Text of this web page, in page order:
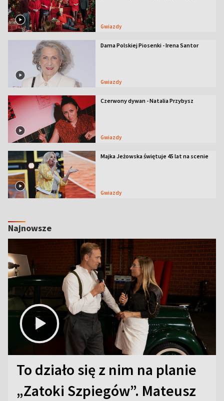
Gwiazdy
Dama Polskiej Piosenki - Irena Santor
Gwiazdy
Czerwony dywan - Natalia Przybysz
Gwiazdy
Majka Jeżowska świętuje 45 lat na scenie
Gwiazdy
Najnowsze
To działo się z nim na planie
„Zatoki Szpiegów”. Mateusz